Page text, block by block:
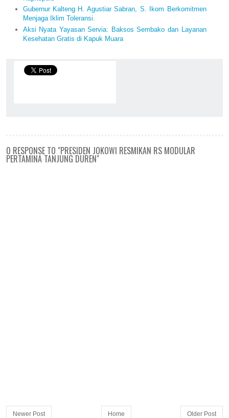
Gubernur Kalteng H. Agustiar Sabran, S. Ikom Berkomitmen
Menjaga Iklim Toleransi.
Aksi Nyata Yayasan Servia: Baksos Sembako dan Layanan
Kesehatan Gratis di Kapuk Muara
0 RESPONSE TO "PRESIDEN JOKOWI RESMIKAN RS MODULAR
PERTAMINA TANJUNG DUREN"
Newer Post Older Post
Home